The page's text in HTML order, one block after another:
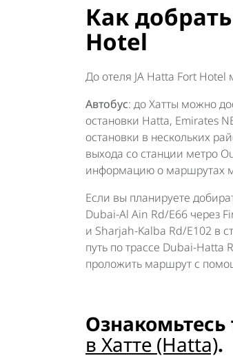
Как
Hotel
До отеля JA Hatta Fort
Автобус: до Хатты можно
остановки Hatta, Emirates
остановки в нескольких
выхода со станции метро
информацию о маршрутах
Если вы планируете
Dubai-Al Ain Rd/E66 через
и Sharjah-Kalba Rd/E102 в
путь по трассе Dubai-Hatta
проложить маршрут с
в Хатте (Hatta).